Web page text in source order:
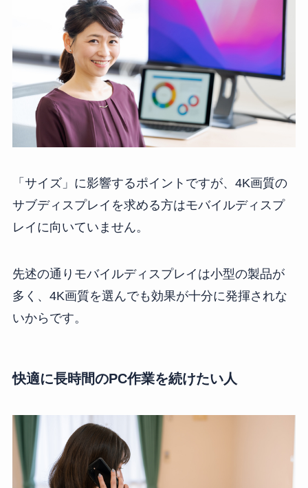
「サイズ」に影響するポイントですが、4K画質の
サブディスプレイを求める方はモバイルディスプ
レイに向いていません。
先述の通りモバイルディスプレイは小型の製品が
多く、4K画質を選んでも効果が十分に発揮されな
いからです。
快適に長時間のPC作業を続けたい人